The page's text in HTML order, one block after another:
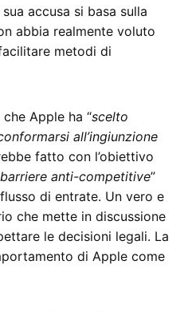
accusa si basa sulla
abbia realmente voluto
metodi di
Apple ha “scelto
all’ingiunzione
fatto con l’obiettivo
anti-competitive”
di entrate. Un vero e
che mette in discussione
le decisioni legali. La
di Apple come